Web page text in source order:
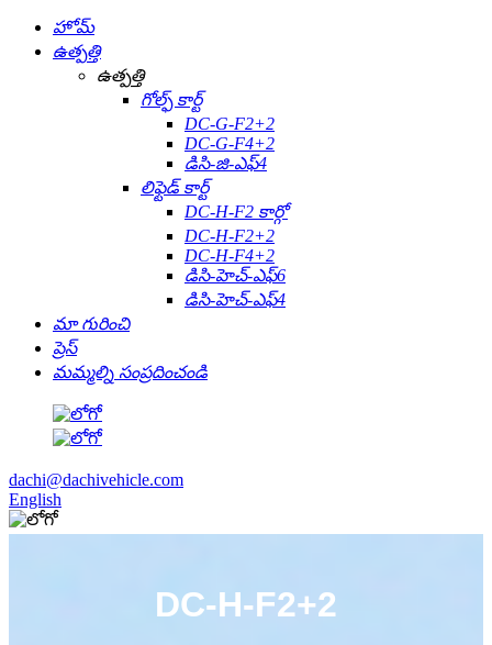
హోమ్
ఉత్పత్తి
ఉత్పత్తి
గోల్ఫ్ కార్ట్
DC-G-F2+2
DC-G-F4+2
డిసి-జి-ఎఫ్4
లిఫ్టెడ్ కార్ట్
DC-H-F2 కార్గో
DC-H-F2+2
DC-H-F4+2
డిసి-హెచ్-ఎఫ్6
డిసి-హెచ్-ఎఫ్4
మా గురించి
ప్రెస్
మమ్మల్ని సంప్రదించండి
dachi@dachivehicle.com
English
DC-H-F2+2